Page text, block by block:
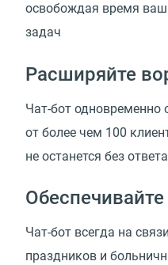
освобождая время
задач
Расширяйте
Чат-бот одновременно
от более чем 100
не останется без ответа
Чат-бот всегда на
праздников и